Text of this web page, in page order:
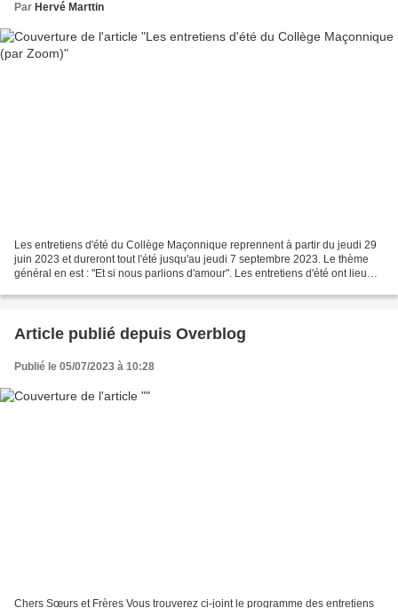
Par Hervé Marttin
Les entretiens d'été du Collège Maçonnique reprennent à partir du jeudi 29
juin 2023 et dureront tout l'été jusqu'au jeudi 7 septembre 2023. Le thème
général en est : "Et si nous parlions d'amour". Les entretiens d'été ont lieu
Article publié depuis Overblog
Publié le 05/07/2023 à 10:28
Chers Sœurs et Frères Vous trouverez ci-joint le programme des entretiens